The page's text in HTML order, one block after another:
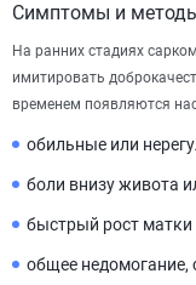
Симптомы и
На ранних стадиях
имитировать
временем появляются
обильные или
боли внизу живота
быстрый рост матки
общее недомогание,